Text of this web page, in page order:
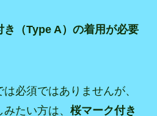
き（Type A）の着用が必要
必須ではありませんが、
たい方は、 桜マーク付き